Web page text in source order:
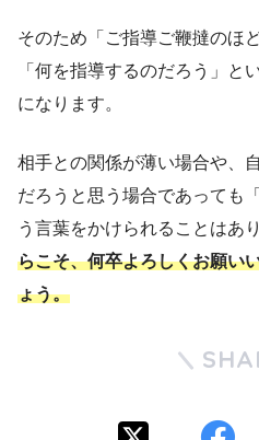
そのため「ご指導ご鞭撻のほ
「何を指導するのだろう」と
になります。
相手との関係が薄い場合や、
だろうと思う場合であっても
う言葉をかけられることはあ
らこそ、何卒よろしくお願い
ょう。